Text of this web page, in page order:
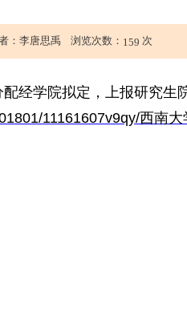
：李唐思禹 浏览次数： 159 次
经学院拟定，上报研究生
11161607v9qy/西南